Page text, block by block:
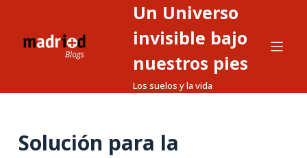
Un Universo
invisible bajo
nuestros pies
Los suelos y la vida
Solución para la